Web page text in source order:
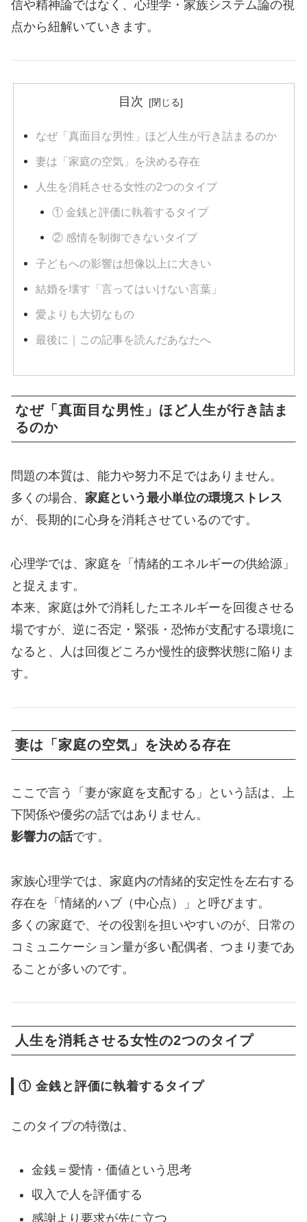
信や精神論ではなく、心理学・家族システム論の視
点から紐解いていきます。
目次
なぜ「真面目な男性」ほど人生が行き詰まるのか
妻は「家庭の空気」を決める存在
人生を消耗させる女性の2つのタイプ
① 金銭と評価に執着するタイプ
② 感情を制御できないタイプ
子どもへの影響は想像以上に大きい
結婚を壊す「言ってはいけない言葉」
愛よりも大切なもの
最後に｜この記事を読んだあなたへ
なぜ「真面目な男性」ほど人生が行き詰ま
るのか
問題の本質は、能力や努力不足ではありません。
多くの場合、 家庭という最小単位の環境ストレス
が、長期的に心身を消耗させているのです。
心理学では、家庭を「情緒的エネルギーの供給源」
と捉えます。
本来、家庭は外で消耗したエネルギーを回復させる
場ですが、逆に否定・緊張・恐怖が支配する環境に
なると、人は回復どころか慢性的疲弊状態に陥りま
す。
妻は「家庭の空気」を決める存在
ここで言う「妻が家庭を支配する」という話は、上
下関係や優劣の話ではありません。
影響力の話です。
家族心理学では、家庭内の情緒的安定性を左右する
存在を「情緒的ハブ（中心点）」と呼びます。
多くの家庭で、その役割を担いやすいのが、日常の
コミュニケーション量が多い配偶者、つまり妻であ
ることが多いのです。
人生を消耗させる女性の2つのタイプ
① 金銭と評価に執着するタイプ
このタイプの特徴は、
金銭＝愛情・価値という思考
収入で人を評価する
感謝より要求が先に立つ